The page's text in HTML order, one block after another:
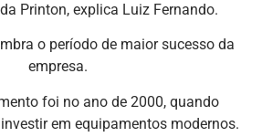
Printon, explica Luiz Fernando.
o período de maior sucesso da
empresa.
foi no ano de 2000, quando
em equipamentos modernos.